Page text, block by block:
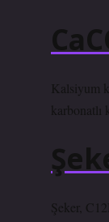
Kalsiyum
karbonatlı
Şeker,